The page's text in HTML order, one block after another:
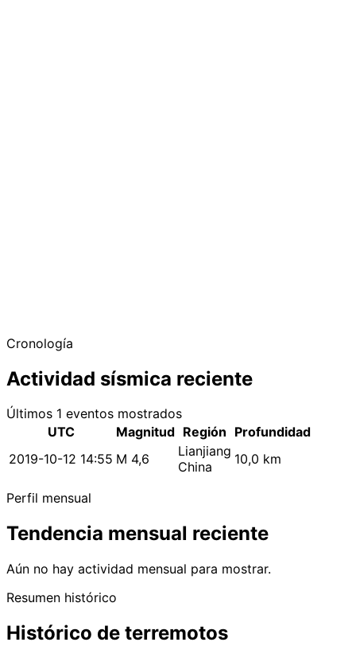
Cronología
Actividad sísmica reciente
Últimos 1 eventos mostrados
UTC
Magnitud Región Profundidad
2019-10-12 14:55 M 4,6
Lianjiang
China
10,0 km
Perfil mensual
Tendencia mensual reciente
Aún no hay actividad mensual para mostrar.
Resumen histórico
Histórico de terremotos